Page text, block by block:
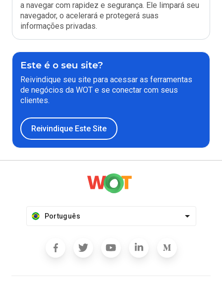
a navegar com rapidez e segurança. Ele limpará seu
navegador, o acelerará e protegerá suas
informações privadas.
Este é o seu site?
Reivindique seu site para acessar as ferramentas
de negócios da WOT e se conectar com seus
clientes.
Reivindique Este Site
Português